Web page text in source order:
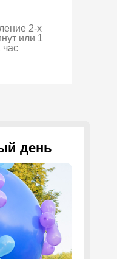
2-х
или 1
час
день